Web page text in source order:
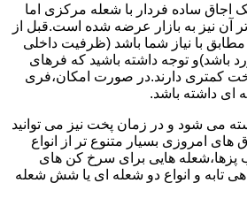
اجاق ساده فردار با شعله مرکزی اما
آن نیز به بازار عرضه شده است.قبل از
با نیاز شما باشد (ظرفیت داخلی
باشد)و توجه داشته باشید که فرهای
کمتری دارند.در صورت امکان،فری
ای داشته باشد.
می شود و در زمان پخت نیز می توانید
های امروزی بسیار متنوع تر از انواع
پزها،شعله هایی برای سرخ کن های
تابه و انواع دو شعله ای یا شش شعله